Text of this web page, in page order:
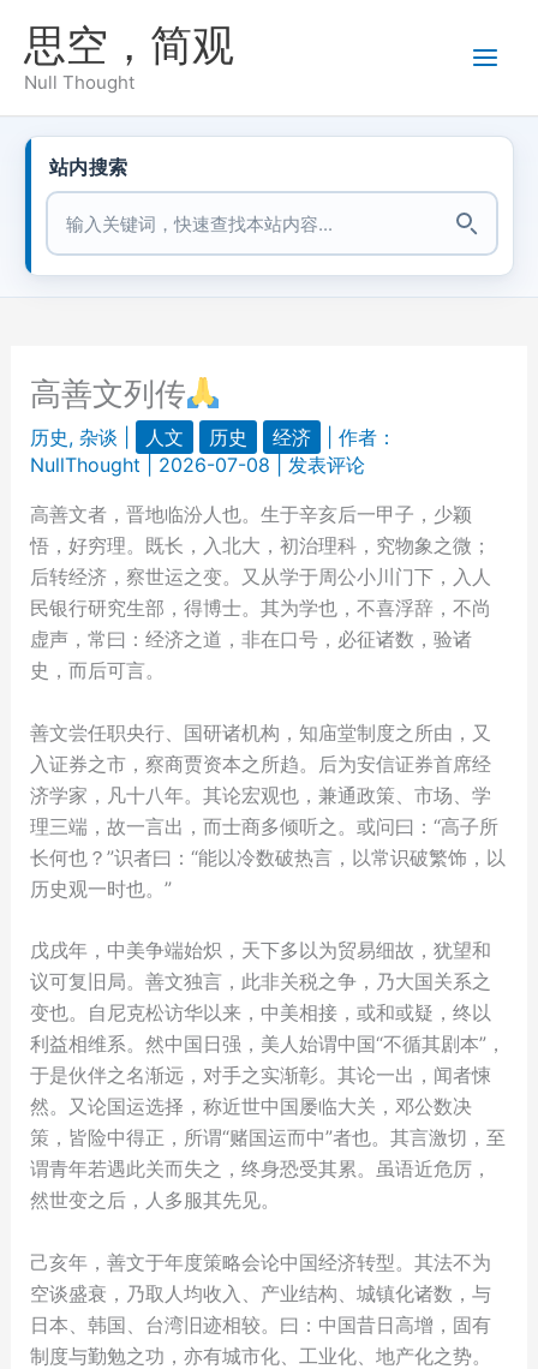
思空，简观
Null Thought
站内搜索
站内搜索
高善文列传
历史, 杂谈 人文 历史 经济
| 作者：
NullThought
2026-07-08 发表评论
高善文者，晋地临汾人也。生于辛亥后一甲子，少颖
悟，好穷理。既长，入北大，初治理科，究物象之微；
后转经济，察世运之变。又从学于周公小川门下，入人
民银行研究生部，得博士。其为学也，不喜浮辞，不尚
虚声，常曰：经济之道，非在口号，必征诸数，验诸
史，而后可言。
善文尝任职央行、国研诸机构，知庙堂制度之所由，又
入证券之市，察商贾资本之所趋。后为安信证券首席经
济学家，凡十八年。其论宏观也，兼通政策、市场、学
理三端，故一言出，而士商多倾听之。或问曰：“高子所
长何也？”识者曰：“能以冷数破热言，以常识破繁饰，以
历史观一时也。”
戊戌年，中美争端始炽，天下多以为贸易细故，犹望和
议可复旧局。善文独言，此非关税之争，乃大国关系之
变也。自尼克松访华以来，中美相接，或和或疑，终以
利益相维系。然中国日强，美人始谓中国“不循其剧本”，
于是伙伴之名渐远，对手之实渐彰。其论一出，闻者悚
然。又论国运选择，称近世中国屡临大关，邓公数决
策，皆险中得正，所谓“赌国运而中”者也。其言激切，至
谓青年若遇此关而失之，终身恐受其累。虽语近危厉，
然世变之后，人多服其先见。
己亥年，善文于年度策略会论中国经济转型。其法不为
空谈盛衰，乃取人均收入、产业结构、城镇化诸数，与
日本、韩国、台湾旧迹相较。曰：中国昔日高增，固有
制度与勤勉之功，亦有城市化、工业化、地产化之势。